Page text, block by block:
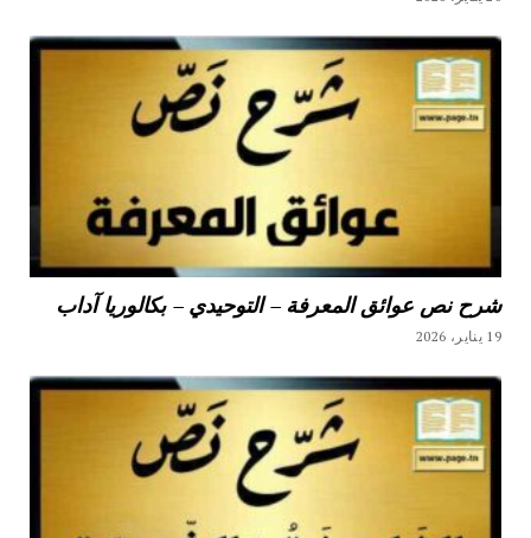
شرح نص عوائق المعرفة – التوحيدي – بكالوريا آداب
19 يناير، 2026